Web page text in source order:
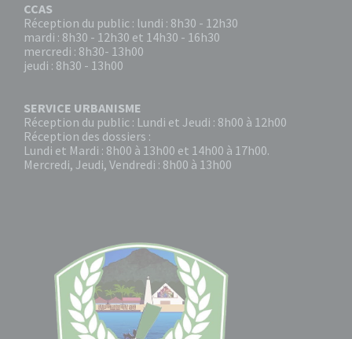
CCAS
Réception du public : lundi : 8h30 - 12h30
mardi : 8h30 - 12h30 et 14h30 - 16h30
mercredi : 8h30- 13h00
jeudi : 8h30 - 13h00
SERVICE URBANISME
Réception du public : Lundi et Jeudi : 8h00 à 12h00
Réception des dossiers :
Lundi et Mardi : 8h00 à 13h00 et 14h00 à 17h00.
Mercredi, Jeudi, Vendredi : 8h00 à 13h00